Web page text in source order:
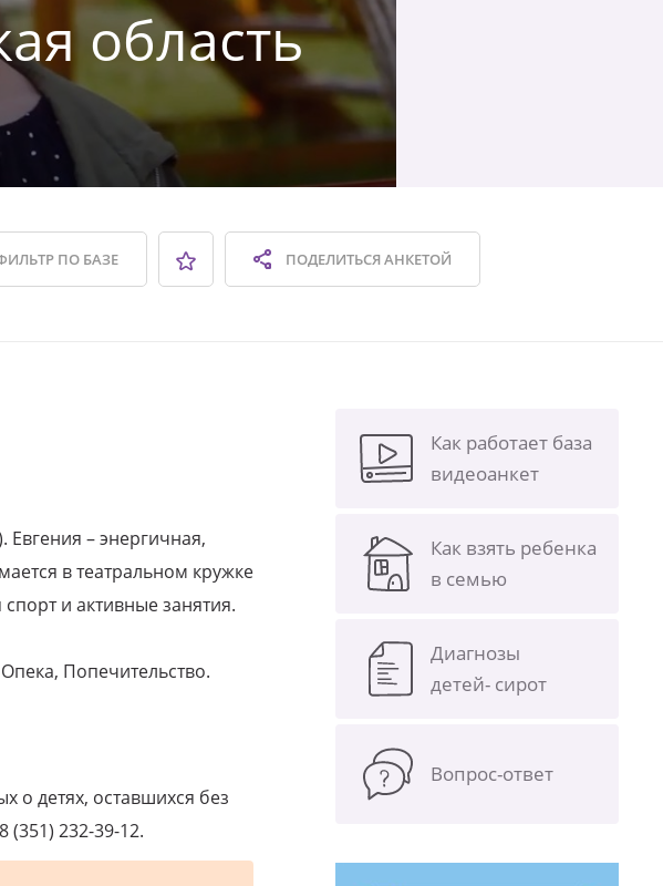
область
ПОДЕЛИТЬСЯАНКЕТОЙ
ПО БАЗЕ
Евгения – энергичная,
в театральном кружке
и активные занятия.
Попечительство.
о детях, оставшихся без
(351) 232-39-12.
Как работает база
видеоанкет
Как взять ребенка
в семью
Диагнозы
детей- сирот
Вопрос-ответ